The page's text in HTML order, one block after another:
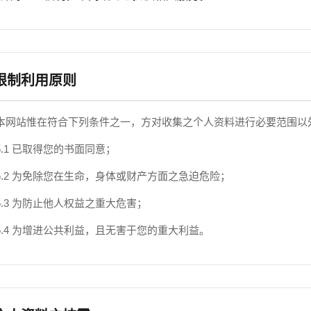
制利用原则
网站惟在符合下列条件之一，方对收集之个人资料进行必要范围以
已取得您的书面同意；
为免除您在生命，身体或财产方面之急迫危险；
为防止他人权益之重大危害；
为增进公共利益，且无害于您的重大利益。